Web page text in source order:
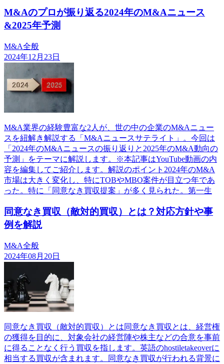
M&Aのプロが振り返る2024年のM&Aニュース
&2025年予測
M&A全般
2024年12月23日
M&A業界の経験豊富な2人が、世の中の企業のM&Aニュー
スを紐解き解説する「M&Aニュースサテライト」。今回は
「2024年のM&Aニュースの振り返りと2025年のM&A動向の
予測」をテーマに解説します。※本記事はYouTube動画の内
容を編集してご紹介します。解説のポイント2024年のM&A
市場は大きく変化し、特にTOBやMBO案件が目立つ年であ
った。特に「同意なき買収提案」が多く見られた。第一生
同意なき買収（敵対的買収）とは？対応方針や事
例を解説
M&A全般
2024年08月20日
同意なき買収（敵対的買収）とは同意なき買収とは、経営権
の獲得を目的に、対象会社の経営陣や株主などの合意を事前
に得ることなく行う買収を指します。英語のhostiletakeoverに
相当する買収が含まれます。同意なき買収が行われる背景に